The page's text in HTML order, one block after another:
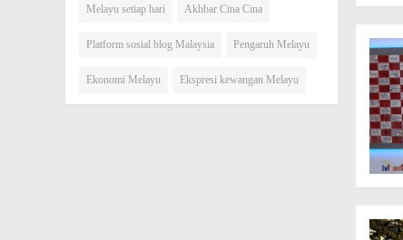
Melayu setiap hari Akhbar Cina Cina
Platform sosial blog Malaysia Pengaruh Melayu
Ekonomi Melayu Ekspresi kewangan Melayu